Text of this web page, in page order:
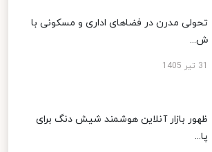
تحولی مدرن در فضاهای اداری و مسکونی با
ش...
ظهور بازار آنلاین هوشمند شیش دنگ برای
پا...